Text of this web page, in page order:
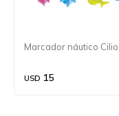
Marcador náutico Cilio
USD 15